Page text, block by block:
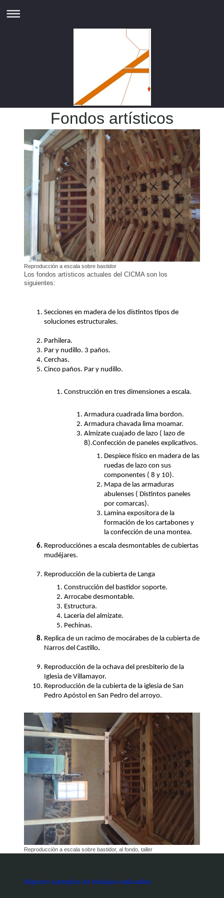
Fondos artísticos
Reproducción a escala sobre bastidor
Los fondos artísticos actuales del CICMA son los
siguientes:
Secciones en madera de los distintos tipos de
soluciones estructurales.
Parhilera.
Par y nudillo. 3 paños.
Cerchas.
Cinco paños. Par y nudillo.
Construcción en tres dimensiones a escala.
Armadura cuadrada lima bordon.
Armadura chavada lima moamar.
Almizate cuajado de lazo ( lazo de
8).Confección de paneles explicativos.
Despiece físico en madera de las
ruedas de lazo con sus
componentes ( 8 y 10).
Mapa de las armaduras
abulenses ( Distintos paneles
por comarcas).
Lamina expositora de la
formación de los cartabones y
la confección de una montea.
Reproducciónes a escala desmontables de cubiertas
mudéjares.
Reproducción de la cubierta de Langa
Construcción del bastidor soporte.
Arrocabe desmontable.
Estructura.
Laceria del almizate.
Pechinas.
Replica de un racimo de mocárabes de la cubierta de
Narros del Castillo.
Reproducción de la ochava del presbiterio de la
Iglesia de Villamayor.
Reproducción de la cubierta de la iglesia de San
Pedro Apóstol en San Pedro del arroyo.
Reproducción a escala sobre bastidor, al fondo, taller
Algunos ejemplos de trabajos realizados